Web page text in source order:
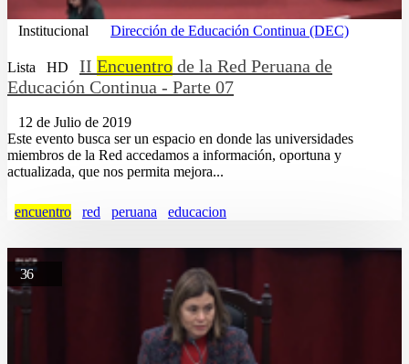
Institucional Dirección de Educación Continua (DEC)
Lista HD II Encuentro de la Red Peruana de
Educación Continua - Parte 07
12 de Julio de 2019
Este evento busca ser un espacio en donde las universidades
miembros de la Red accedamos a información, oportuna y
actualizada, que nos permita mejora...
encuentro red peruana educacion
36